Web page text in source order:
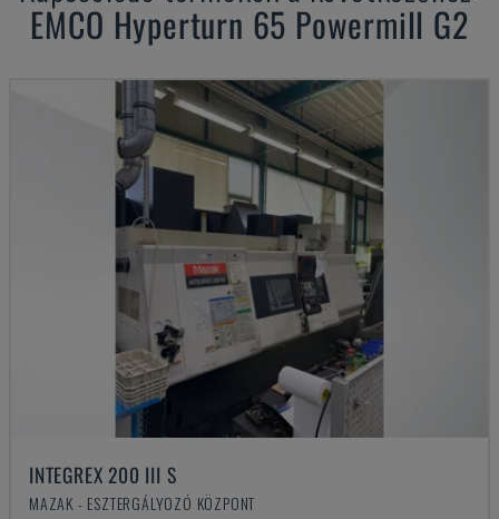
EMCO Hyperturn 65 Powermill G2
INTEGREX 200 III S
MAZAK - ESZTERGÁLYOZÓ KÖZPONT